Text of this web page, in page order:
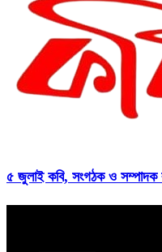
৫ জুলাই কবি, সংগঠক ও সম্পাদক